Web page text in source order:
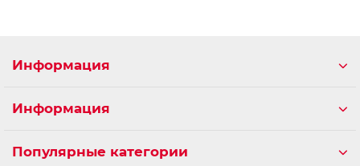
Информация
Информация
Популярные категории